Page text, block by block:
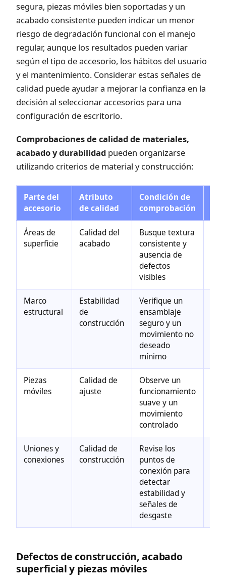
segura, piezas móviles bien soportadas y un
acabado consistente pueden indicar un menor
riesgo de degradación funcional con el manejo
regular, aunque los resultados pueden variar
según el tipo de accesorio, los hábitos del usuario
y el mantenimiento. Considerar estas señales de
calidad puede ayudar a mejorar la confianza en la
decisión al seleccionar accesorios para una
configuración de escritorio.
Comprobaciones de calidad de materiales,
acabado y durabilidad pueden organizarse
utilizando criterios de material y construcción:
Parte del
accesorio
Atributo
de calidad
Condición de
comprobación
Áreas de
superficie
Calidad del
acabado
Busque textura
consistente y
ausencia de
defectos
visibles
Marco
estructural
Estabilidad
de
construcción
Verifique un
ensamblaje
seguro y un
movimiento no
deseado
mínimo
Piezas
móviles
Calidad de
ajuste
Observe un
funcionamiento
suave y un
movimiento
controlado
Uniones y
conexiones
Calidad de
construcción
Revise los
puntos de
conexión para
detectar
estabilidad y
señales de
desgaste
Defectos de construcción, acabado
superficial y piezas móviles